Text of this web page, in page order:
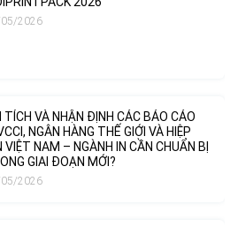
2026
TÍCH VÀ NHẬN ĐỊNH CÁC BÁO CÁO
NGÂN HÀNG THẾ GIỚI VÀ HIỆP
VIỆT NAM – NGÀNH IN CẦN CHUẨN BỊ
GIAI ĐOẠN MỚI?
2026